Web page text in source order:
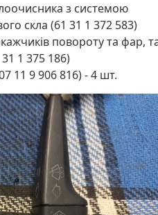
з системою
скла (61 31 1 372 583)
повороту та фар,
1 375 186)
11 9 906 816) - 4 шт.